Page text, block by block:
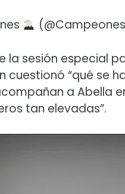
la sesión especial
cuestionó “qué se
a Abella
tan elevadas”.